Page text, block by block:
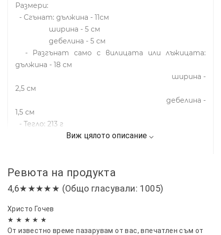
Размери:
- Сгънат: дължина - 11см
ширина - 5 см
дебелина - 5 см
- Разгънат само с вилицата или лъжицата:
дължина - 18 см
ширина -
2,5 см
дебелина -
1,5 см
- Тегло: 213 г
Ревюта на продукта
4,6★★★★★ (Общо гласували: 1005)
Христо Гочев
★ ★ ★ ★ ★
От известно време пазарувам от вас, впечатлен съм от